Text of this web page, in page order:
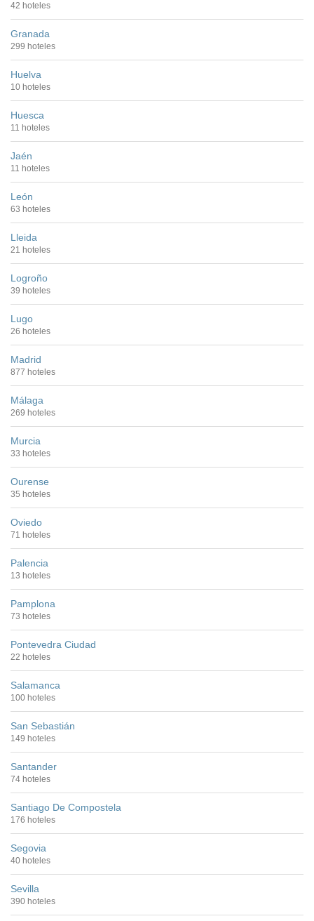
42 hoteles
Granada
299 hoteles
Huelva
10 hoteles
Huesca
11 hoteles
Jaén
11 hoteles
León
63 hoteles
Lleida
21 hoteles
Logroño
39 hoteles
Lugo
26 hoteles
Madrid
877 hoteles
Málaga
269 hoteles
Murcia
33 hoteles
Ourense
35 hoteles
Oviedo
71 hoteles
Palencia
13 hoteles
Pamplona
73 hoteles
Pontevedra Ciudad
22 hoteles
Salamanca
100 hoteles
San Sebastián
149 hoteles
Santander
74 hoteles
Santiago De Compostela
176 hoteles
Segovia
40 hoteles
Sevilla
390 hoteles